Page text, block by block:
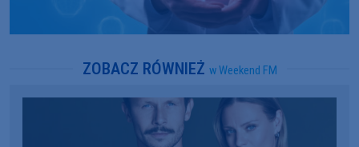
ZOBACZ RÓWNIEŻ w Weekend FM